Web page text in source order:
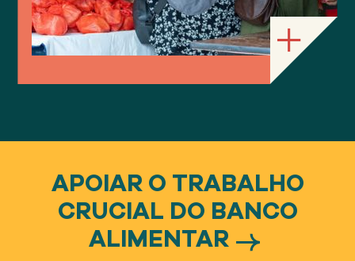
APOIAR O TRABALHO
CRUCIAL DO BANCO
ALIMENTAR